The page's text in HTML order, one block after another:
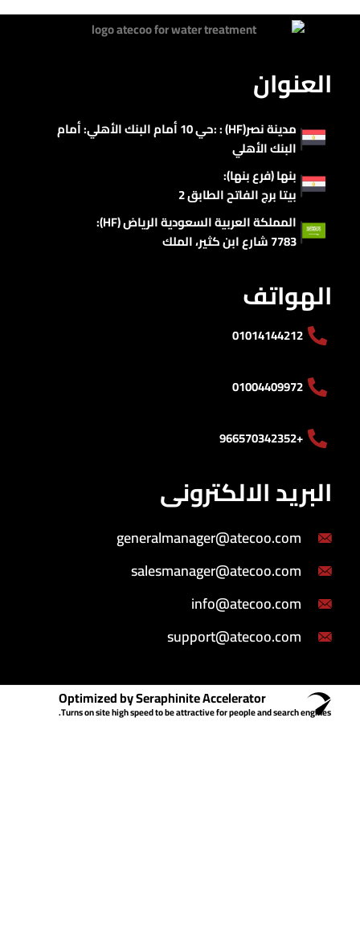
العنوان
مدينة نصر(HF) : :حي 10 أمام البنك الأهلي: أمام
البنك الأهلي
بنها (فرع بنها):
بيتا برج الفاتح الطابق 2
المملكة العربية السعودية الرياض (HF):
7783 شارع ابن كثير، الملك
الهواتف
01014144212
01004409972
+966570342352
البريد الالكترونى
generalmanager@atecoo.com
salesmanager@atecoo.com
info@atecoo.com
support@atecoo.com
Optimized by Seraphinite Accelerator
Turns on site high speed to be attractive for people and search engines.